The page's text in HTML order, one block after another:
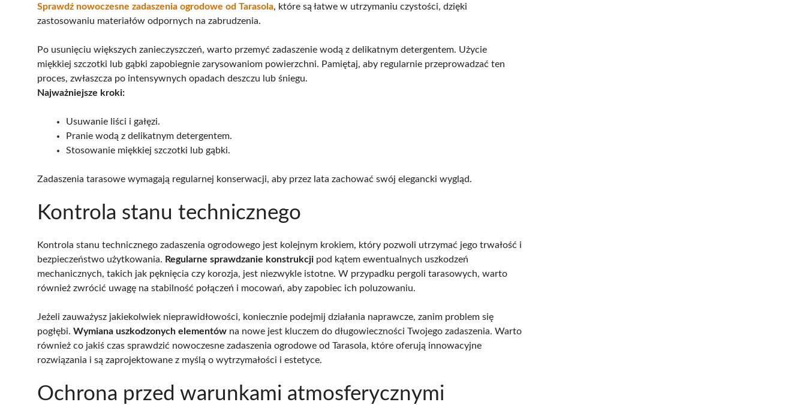
Sprawdź nowoczesne zadaszenia ogrodowe od Tarasola, które są łatwe w utrzymaniu czystości, dzięki
zastosowaniu materiałów odpornych na zabrudzenia.
Po usunięciu większych zanieczyszczeń, warto przemyć zadaszenie wodą z delikatnym detergentem. Użycie
miękkiej szczotki lub gąbki zapobiegnie zarysowaniom powierzchni. Pamiętaj, aby regularnie przeprowadzać ten
proces, zwłaszcza po intensywnych opadach deszczu lub śniegu.
Najważniejsze kroki:
Usuwanie liści i gałęzi.
Pranie wodą z delikatnym detergentem.
Stosowanie miękkiej szczotki lub gąbki.
Zadaszenia tarasowe wymagają regularnej konserwacji, aby przez lata zachować swój elegancki wygląd.
Kontrola stanu technicznego
Kontrola stanu technicznego zadaszenia ogrodowego jest kolejnym krokiem, który pozwoli utrzymać jego trwałość i
bezpieczeństwo użytkowania. Regularne sprawdzanie konstrukcji pod kątem ewentualnych uszkodzeń
mechanicznych, takich jak pęknięcia czy korozja, jest niezwykle istotne. W przypadku pergoli tarasowych, warto
również zwrócić uwagę na stabilność połączeń i mocowań, aby zapobiec ich poluzowaniu.
Jeżeli zauważysz jakiekolwiek nieprawidłowości, koniecznie podejmij działania naprawcze, zanim problem się
pogłębi. Wymiana uszkodzonych elementów na nowe jest kluczem do długowieczności Twojego zadaszenia. Warto
również co jakiś czas sprawdzić nowoczesne zadaszenia ogrodowe od Tarasola, które oferują innowacyjne
rozwiązania i są zaprojektowane z myślą o wytrzymałości i estetyce.
Ochrona przed warunkami atmosferycznymi